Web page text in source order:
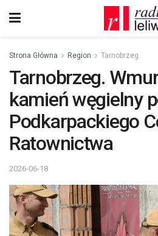
Strona Główna Region Tarnobrzeg
Tarnobrzeg.
kamień węgielny
Podkarpackiego
Ratownictwa
2026-06-18